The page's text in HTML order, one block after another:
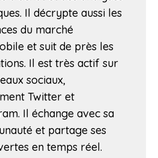
Il décrypte aussi les
du marché
et suit de près les
Il est très actif sur
sociaux,
Twitter et
Il échange avec sa
et partage ses
en temps réel.